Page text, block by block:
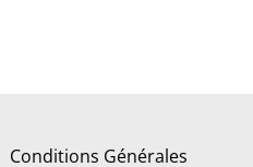
Conditions Générales